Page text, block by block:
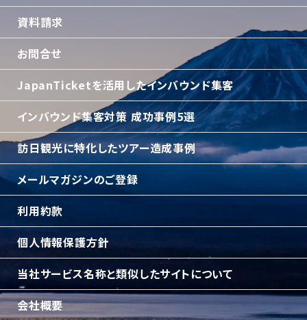
資料請求
お問合せ
JapanTicketを活用したインバウンド集客
インバウンド集客対策 成功事例5選
訪日観光に特化したツアー造成事例
メールマガジンのご登録
利用約款
個人情報保護方針
当社サービス名称と類似したサイトについて
会社概要